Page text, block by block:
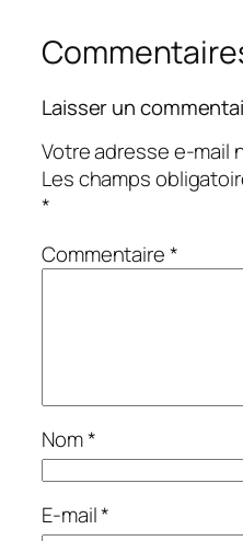
Laisser un
Votre adresse e-mail
Les champs
*
Commentaire*
Nom*
E-mail*